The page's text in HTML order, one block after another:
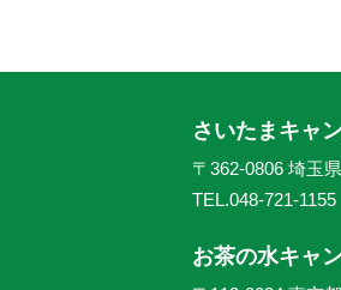
さいたまキャ
〒362-0806 埼玉
TEL.048-721-
お茶の水キャ